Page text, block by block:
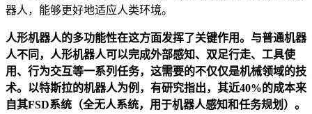
器人，能够更好地适应人类环境。
人形机器人的多功能性在这方面发挥了关键作用。与普通机器
人不同，人形机器人可以完成外部感知、双足行走、工具使
用、行为交互等一系列任务，这需要的不仅仅是机械领域的技
术。以特斯拉的机器人为例，有研究指出，其近40%的成本来
自其FSD系统（全无人系统，用于机器人感知和任务规划）。